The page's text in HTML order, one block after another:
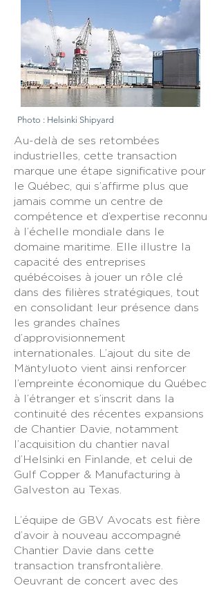
Photo : Helsinki Shipyard
Au-delà de ses retombées
industrielles, cette transaction
marque une étape significative pour
le Québec, qui s’affirme plus que
jamais comme un centre de
compétence et d’expertise reconnu
à l’échelle mondiale dans le
domaine maritime. Elle illustre la
capacité des entreprises
québécoises à jouer un rôle clé
dans des filières stratégiques, tout
en consolidant leur présence dans
les grandes chaînes
d’approvisionnement
internationales. L’ajout du site de
Mäntyluoto vient ainsi renforcer
l’empreinte économique du Québec
à l’étranger et s’inscrit dans la
continuité des récentes expansions
de Chantier Davie, notamment
l’acquisition du chantier naval
d’Helsinki en Finlande, et celui de
Gulf Copper & Manufacturing à
Galveston au Texas.
L’équipe de GBV Avocats est fière
d’avoir à nouveau accompagné
Chantier Davie dans cette
transaction transfrontalière.
Oeuvrant de concert avec des